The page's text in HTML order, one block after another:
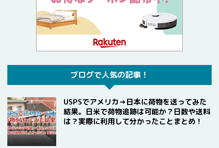
ブログで人気の記事！
USPSでアメリカ→日本に荷物を送ってみた
結果。日米で荷物追跡は可能か？日数や送料
は？実際に利用して分かったことまとめ！